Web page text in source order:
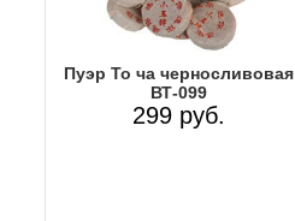
Пуэр То ча черносливовая
ВТ-099
299 руб.